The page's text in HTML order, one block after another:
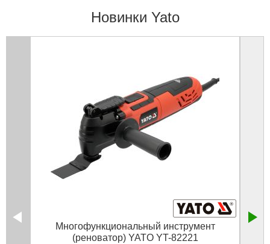
Новинки Yato
Многофункциональный инструмент
(реноватор) YATO YT-82221